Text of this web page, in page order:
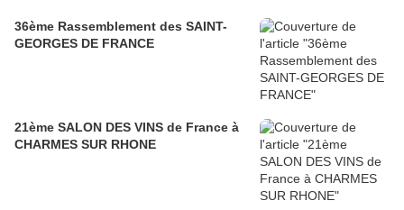
36ème Rassemblement des SAINT-
GEORGES DE FRANCE
21ème SALON DES VINS de France à
CHARMES SUR RHONE